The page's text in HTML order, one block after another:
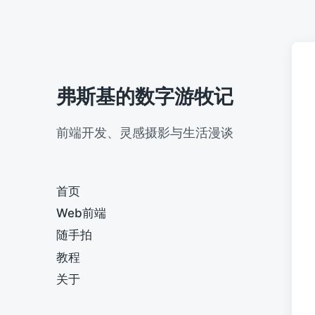
弗斯基的数字游牧记
前端开发、灵感摄影与生活漫谈
首页
Web前端
随手拍
教程
关于